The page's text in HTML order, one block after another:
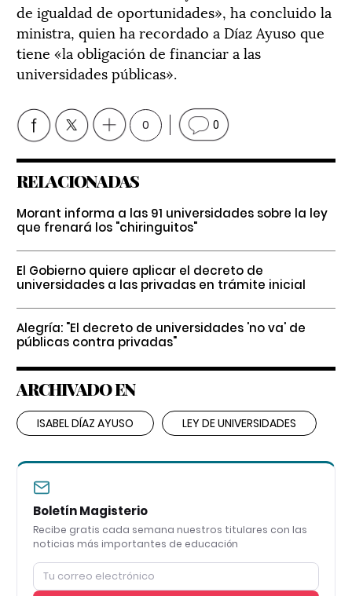
de igualdad de oportunidades», ha concluido la
ministra, quien ha recordado a Díaz Ayuso que
tiene «la obligación de financiar a las
universidades públicas».
0 0
RELACIONADAS
Morant informa a las 91 universidades sobre la ley
que frenará los "chiringuitos"
El Gobierno quiere aplicar el decreto de
universidades a las privadas en trámite inicial
Alegría: "El decreto de universidades 'no va' de
públicas contra privadas"
ARCHIVADO EN
ISABEL DÍAZ AYUSO LEY DE UNIVERSIDADES
Boletín Magisterio
Recibe gratis cada semana nuestros titulares con las
noticias más importantes de educación